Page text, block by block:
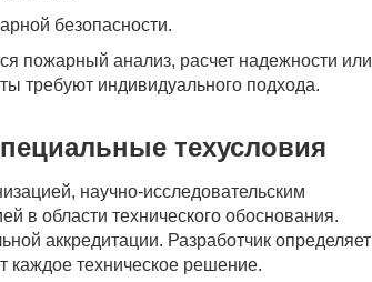
безопасности.
пожарный анализ, расчет надежности или
требуют индивидуального подхода.
техусловия
научно-исследовательским
в области технического обоснования.
аккредитации. Разработчик определяет
каждое техническое решение.